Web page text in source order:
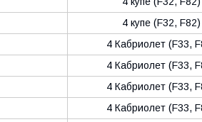
4 купе (F32, F82)
4 Кабриолет (F33,
4 Кабриолет (F33,
4 Кабриолет (F33,
4 Кабриолет (F33,